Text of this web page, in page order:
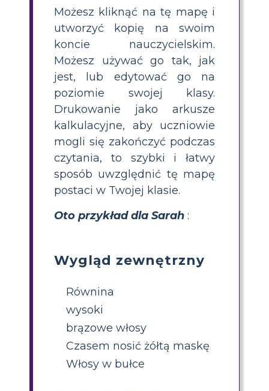
Możesz kliknąć na tę mapę i
utworzyć kopię na swoim
koncie nauczycielskim.
Możesz używać go tak, jak
jest, lub edytować go na
poziomie swojej klasy.
Drukowanie jako arkusze
kalkulacyjne, aby uczniowie
mogli się zakończyć podczas
czytania, to szybki i łatwy
sposób uwzględnić tę mapę
postaci w Twojej klasie.
Oto przykład dla Sarah :
Wygląd zewnętrzny
Równina
wysoki
brązowe włosy
Czasem nosić żółtą maskę
Włosy w bułce